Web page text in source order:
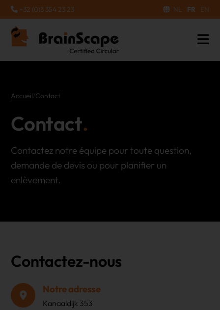
+32 (0)3 354 23 23 NL FR EN
Accueil Contact
Contact
Contactez notre équipe pour toute question,
demande de devis ou pour planifier un
enlèvement.
Contactez-nous
Notre adresse
Kanaaldijk 353